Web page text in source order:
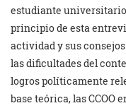
estudiante universitario
principio de esta
actividad y sus
las dificultades del
logros políticamente
base teórica, las CCOO